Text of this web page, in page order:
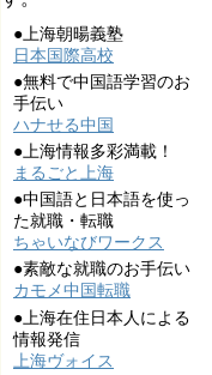
●上海朝暘義塾
日本国際高校
●無料で中国語学習のお
手伝い
ハナせる中国
●上海情報多彩満載！
まるごと上海
●中国語と日本語を使っ
た就職・転職
ちゃいなびワークス
●素敵な就職のお手伝い
カモメ中国転職
●上海在住日本人による
情報発信
上海ヴォイス